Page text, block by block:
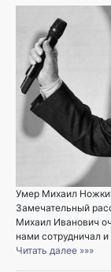
Умер Михаил
Замечательный
Михаил Иванович
нами сотрудничал
Читать далее »»»